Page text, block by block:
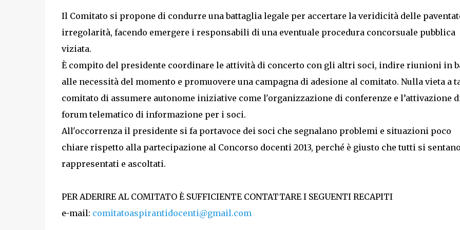
Il Comitato si propone di condurre una battaglia legale per accertare la veridicità delle
irregolarità, facendo emergere i responsabili di una eventuale procedura concorsuale pubblica
viziata.
È compito del presidente coordinare le attività di concerto con gli altri soci, indire riunioni in
alle necessità del momento e promuovere una campagna di adesione al comitato. Nulla vieta a
comitato di assumere autonome iniziative come l'organizzazione di conferenze e l’attivazione
forum telematico di informazione per i soci.
All'occorrenza il presidente si fa portavoce dei soci che segnalano problemi e situazioni poco
chiare rispetto alla partecipazione al Concorso docenti 2013, perché è giusto che tutti si sentano
rappresentati e ascoltati.
PER ADERIRE AL COMITATO È SUFFICIENTE CONTATTARE I SEGUENTI RECAPITI
e-mail: comitatoaspirantidocenti@gmail.com